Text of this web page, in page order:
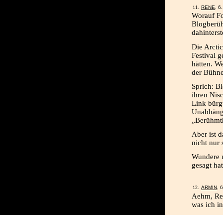
RENE ,
Worauf
Die
Festival
hätten.
der
Sprich:
ihren
Link
Aber ist
nicht nur
Wundere
gesagt
ARMIN,
Aehm,
was ich